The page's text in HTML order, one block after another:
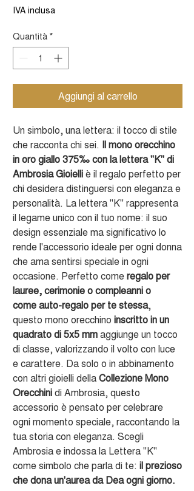
IVA inclusa
Quantità *
Aggiungi al carrello
Un simbolo, una lettera: il tocco di stile
che racconta chi sei. Il mono orecchino
in oro giallo 375‰ con la lettera "K" di
Ambrosia Gioielliè il regalo perfetto per
chi desidera distinguersi con eleganza e
personalità. La lettera "K" rappresenta
il legame unico con il tuo nome: il suo
design essenziale ma significativo lo
rende l'accessorio ideale per ogni donna
che ama sentirsi speciale in ogni
occasione. Perfetto comeregalo per
lauree, cerimonie o compleanni o
come auto-regalo per te stessa,
questo mono orecchino inscritto in un
quadrato di 5x5 mmaggiunge un tocco
di classe, valorizzando il volto con luce
e carattere. Da solo o in abbinamento
con altri gioielli dellaCollezione Mono
Orecchinidi Ambrosia, questo
accessorio è pensato per celebrare
ogni momento speciale, raccontando la
tua storia con eleganza. Scegli
Ambrosia e indossa la Lettera "K"
come simbolo che parla di te: il prezioso
che dona un'aurea da Dea ogni giorno.